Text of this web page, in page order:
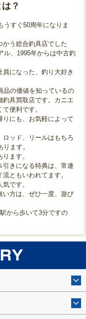
？
うすぐ50周年になりま
かう総合釣具店でした
ル、1995年からは中古釣
になった、釣り大好き
品の価値を知っているの
具買取店です。カニエ
便利です。
にも、お気軽によって
ッド、リールはもちろ
ます。
ます。
引きになる特典は、常連
ともいわれてます。
です。
い方は、ぜひ一度、遊び
から歩いて3分ですの